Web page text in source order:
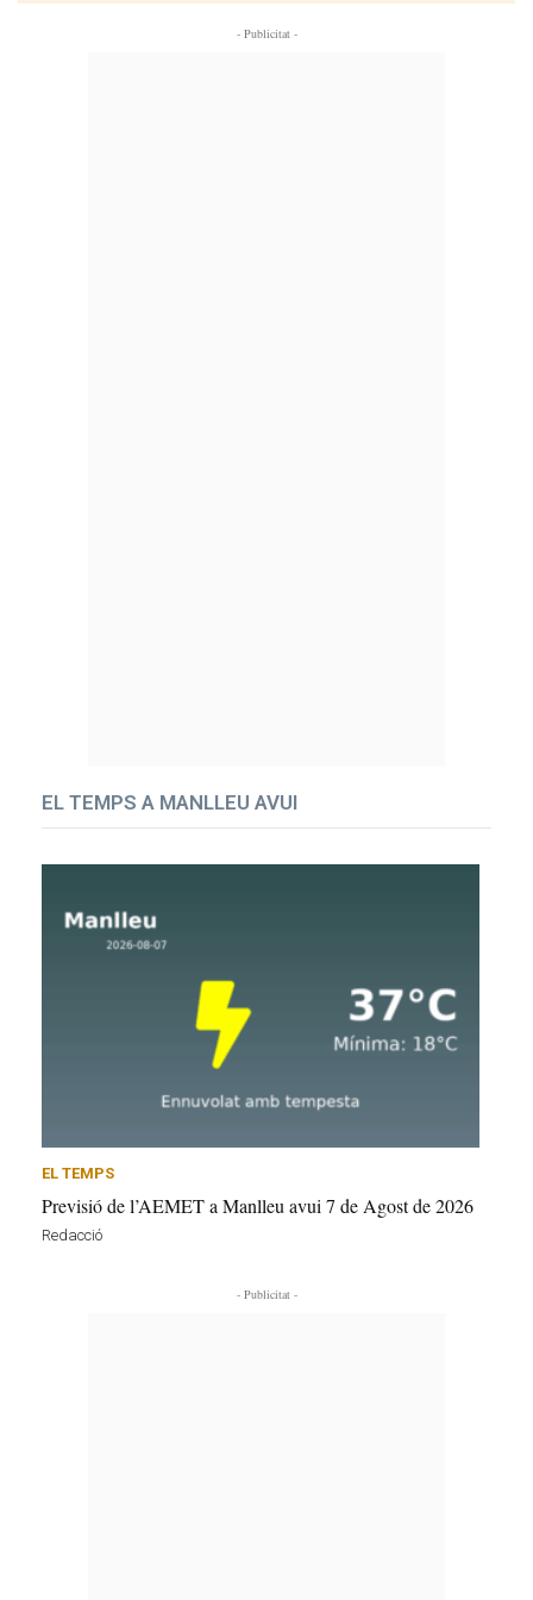
- Publicitat -
EL TEMPS A MANLLEU AVUI
EL TEMPS
Previsió de l’AEMET a Manlleu avui 7 de Agost de 2026
Redacció
- Publicitat -